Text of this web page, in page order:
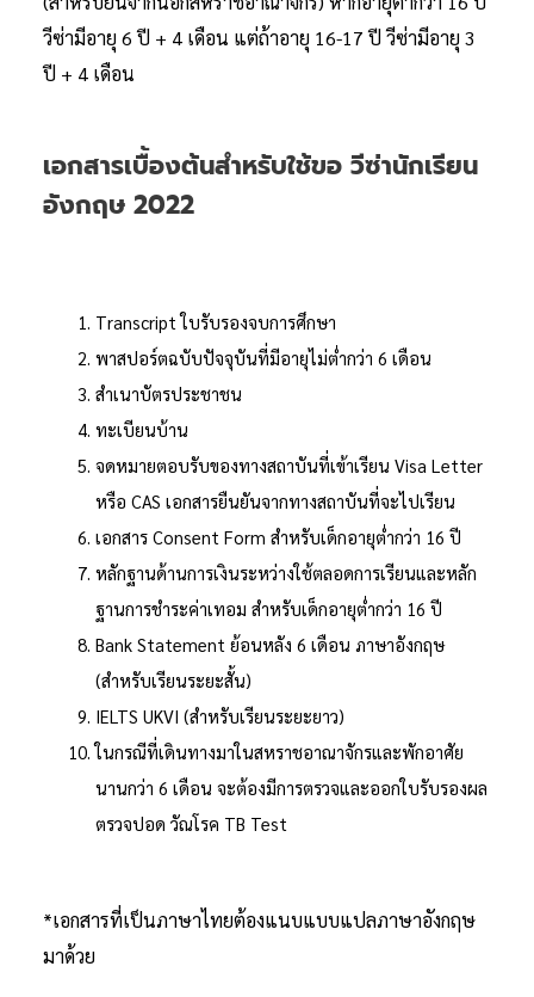
วีซ่ามีอายุ 6 ปี + 4 เดือน แต่ถ้าอายุ 16-17 ปี วีซ่ามีอายุ 3
ปี + 4 เดือน
เอกสารเบื้องต้นสำหรับใช้ขอ วีซ่านักเรียน
อังกฤษ 2022
Transcript ใบรับรองจบการศึกษา
พาสปอร์ตฉบับปัจจุบันที่มีอายุไม่ต่ำกว่า 6 เดือน
สำเนาบัตรประชาชน
ทะเบียนบ้าน
จดหมายตอบรับของทางสถาบันที่เข้าเรียน Visa Letter
หรือ CAS เอกสารยืนยันจากทางสถาบันที่จะไปเรียน
เอกสาร Consent Form สำหรับเด็กอายุต่ำกว่า 16 ปี
หลักฐานด้านการเงินระหว่างใช้ตลอดการเรียนและหลัก
ฐานการชำระค่าเทอม สำหรับเด็กอายุต่ำกว่า 16 ปี
Bank Statement ย้อนหลัง 6 เดือน ภาษาอังกฤษ
(สำหรับเรียนระยะสั้น)
IELTS UKVI (สำหรับเรียนระยะยาว)
ในกรณีที่เดินทางมาในสหราชอาณาจักรและพักอาศัย
นานกว่า 6 เดือน จะต้องมีการตรวจและออกใบรับรองผล
ตรวจปอด วัณโรค TB Test
*เอกสารที่เป็นภาษาไทยต้องแนบแบบแปลภาษาอังกฤษ
มาด้วย